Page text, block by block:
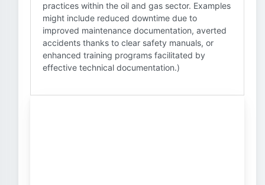
practices within the oil and gas sector. Examples
might include reduced downtime due to
improved maintenance documentation, averted
accidents thanks to clear safety manuals, or
enhanced training programs facilitated by
effective technical documentation.)